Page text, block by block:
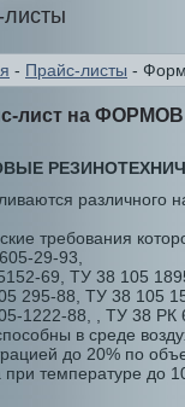
- Прайс-листы -
лист на
различного
требования
29-93,
69, ТУ 38 105
295-88, ТУ 38 105
1222-88, , ТУ 38 РК
в среде
до 20% по
при температуре до